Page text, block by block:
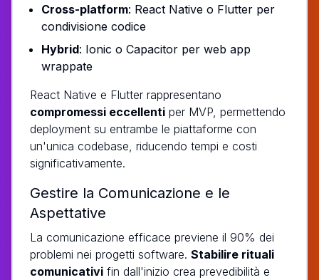
Cross-platform: React Native o Flutter per
condivisione codice
Hybrid: Ionic o Capacitor per web app
wrappate
React Native e Flutter rappresentano
compromessi eccellenti per MVP, permettendo
deployment su entrambe le piattaforme con
un'unica codebase, riducendo tempi e costi
significativamente.
Gestire la Comunicazione e le
Aspettative
La comunicazione efficace previene il 90% dei
problemi nei progetti software. Stabilire rituali
comunicativi fin dall'inizio crea prevedibilità e